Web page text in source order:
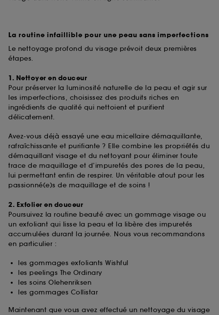
La routine infaillible pour une peau sans imperfections
Le nettoyage profond du visage prévoit deux premières
étapes.
1. Nettoyer en douceur
Pour préserver la luminosité naturelle de la peau et agir sur
les imperfections, choisissez des produits riches en
ingrédients de qualité qui nettoient et purifient
délicatement.
Avez-vous déjà essayé une eau micellaire démaquillante,
rafraîchissante et purifiante ? Elle combine les propriétés du
démaquillant visage et du nettoyant pour éliminer toute
trace de maquillage et d’impuretés des pores de la peau,
lui permettant enfin de respirer. Un véritable atout pour les
passionné(e)s de maquillage et de soins !
2. Exfolier en douceur
Poursuivez la routine beauté avec un gommage visage ou
un exfoliant qui lisse la peau et la libère des impuretés
accumulées durant la journée. Nous vous recommandons
en particulier :
les gommages exfoliants Wishful
les peelings The Ordinary
les soins Olehenriksen
les gommages Collistar
Maintenant que vous avez effectué un nettoyage du visage